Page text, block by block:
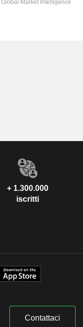
+ 1.300.000
iscritti
Contattaci